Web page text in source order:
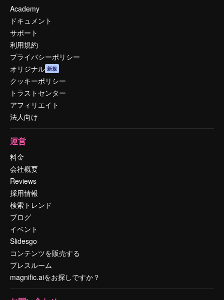
Academy
ドキュメント
サポート
利用規約
プライバシーポリシー
オリジナル 新規
クッキーポリシー
トラストセンター
アフィリエイト
法人向け
運営
料金
会社概要
Reviews
採用情報
検索トレンド
ブログ
イベント
Slidesgo
コンテンツを販売する
プレスルーム
magnific.aiをお探しですか？